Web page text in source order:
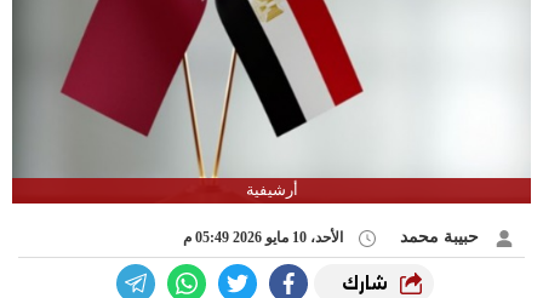
أرشيفية
حبيبة محمد الأحد، 10 مايو 2026 05:49 م
شارك